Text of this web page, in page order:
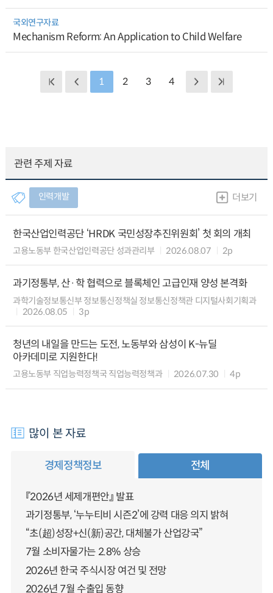
국외연구자료
Mechanism Reform: An Application to Child Welfare
1 2 3 4
관련 주제 자료
인력개발 더보기
한국산업인력공단 ‘HRDK 국민성장추진위원회’ 첫 회의 개최
고용노동부 한국산업인력공단 성과관리부 2026.08.07 2p
과기정통부, 산·학 협력으로 블록체인 고급인재 양성 본격화
과학기술정보통신부 정보통신정책실 정보통신정책관 디지털사회기획과
2026.08.05
3p
청년의 내일을 만드는 도전, 노동부와 삼성이 K-뉴딜
아카데미로 지원한다!
고용노동부 직업능력정책국 직업능력정책과 2026.07.30 4p
많이 본 자료
경제정책정보 전체
『2026년 세제개편안』 발표
과기정통부, ‘누누티비 시즌2’에 강력 대응 의지 밝혀
“초(超)성장+신(新)공간, 대체불가 산업강국”
7월 소비자물가는 2.8% 상승
2026년 한국 주식시장 여건 및 전망
2026년 7월 수출입 동향